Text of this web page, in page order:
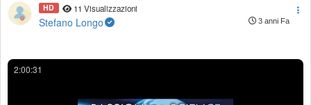
HD 11 Visualizzazioni
Stefano Longo 3 anni Fa
2:00:31